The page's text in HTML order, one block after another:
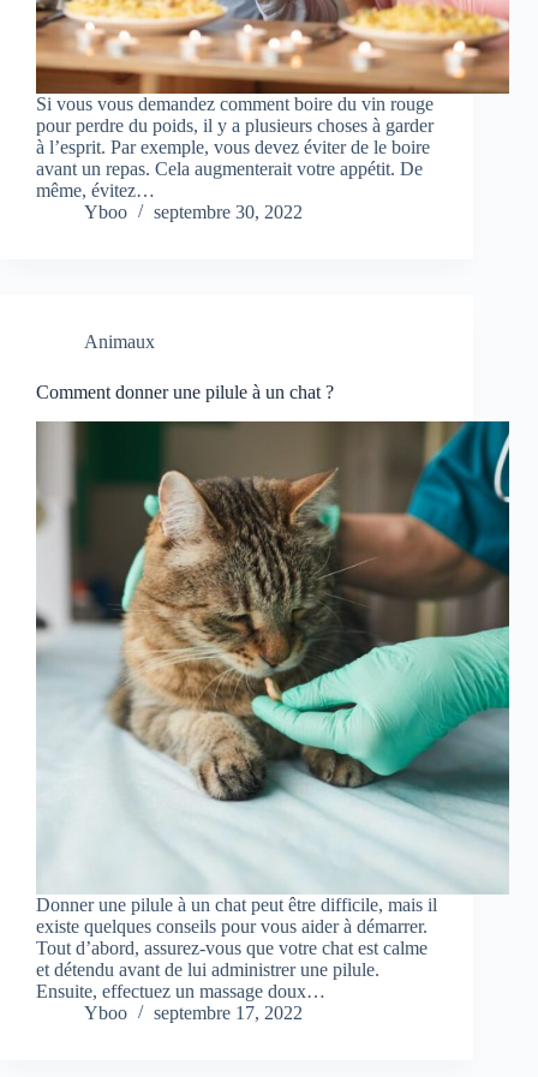
Si vous vous demandez comment boire du vin rouge
pour perdre du poids, il y a plusieurs choses à garder
à l’esprit. Par exemple, vous devez éviter de le boire
avant un repas. Cela augmenterait votre appétit. De
même, évitez…
Yboo
septembre 30, 2022
Animaux
Comment donner une pilule à un chat ?
Donner une pilule à un chat peut être difficile, mais il
existe quelques conseils pour vous aider à démarrer.
Tout d’abord, assurez-vous que votre chat est calme
et détendu avant de lui administrer une pilule.
Ensuite, effectuez un massage doux…
Yboo
septembre 17, 2022